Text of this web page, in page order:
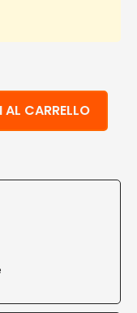
200 ml
CARRELLO